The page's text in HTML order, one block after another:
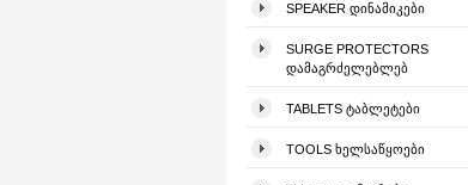
SPEAKER ᲓᲘᲜᲐᲛᲘᲙᲔᲑᲘ
SURGE PROTECTORS
ᲓᲐᲛᲐᲒᲠᲫᲔᲚᲔᲑᲚᲔᲑ
TABLETS ᲢᲐᲑᲚᲔᲢᲔᲑᲘ
TOOLS ᲮᲔᲚᲡᲐᲬᲧᲝᲔᲑᲘ